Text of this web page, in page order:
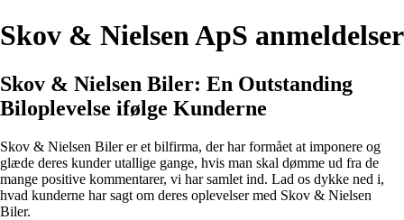
Skov & Nielsen ApS anmeldelser
Skov & Nielsen Biler: En Outstanding
Biloplevelse ifølge Kunderne
Skov & Nielsen Biler er et bilfirma, der har formået at imponere og
glæde deres kunder utallige gange, hvis man skal dømme ud fra de
mange positive kommentarer, vi har samlet ind. Lad os dykke ned i,
hvad kunderne har sagt om deres oplevelser med Skov & Nielsen
Biler.